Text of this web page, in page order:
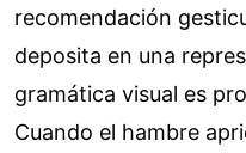
recomendación
deposita en una
gramática visual es
Cuando el hambre